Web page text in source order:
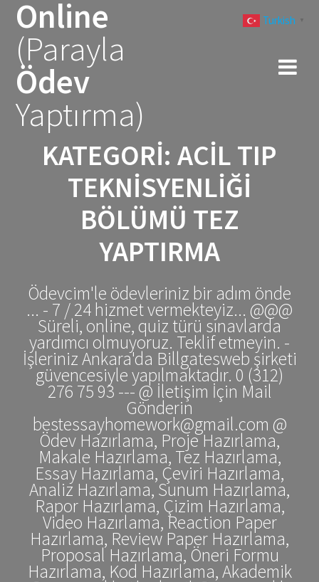
Online
(Parayla
Ödev
Yaptırma)
KATEGORI: ACIL TIP
TEKNISYENLIĞI
BÖLÜMÜ TEZ
YAPTIRMA
Ödevcim'le ödevleriniz bir adım önde
... - 7 / 24 hizmet vermekteyiz... @@@
Süreli, online, quiz türü sınavlarda
yardımcı olmuyoruz. Teklif etmeyin. -
İşleriniz Ankara'da Billgatesweb şirketi
güvencesiyle yapılmaktadır. 0 (312)
276 75 93 --- @ İletişim İçin Mail
Gönderin
bestessayhomework@gmail.com @
Ödev Hazırlama, Proje Hazırlama,
Makale Hazırlama, Tez Hazırlama,
Essay Hazırlama, Çeviri Hazırlama,
Analiz Hazırlama, Sunum Hazırlama,
Rapor Hazırlama, Çizim Hazırlama,
Video Hazırlama, Reaction Paper
Hazırlama, Review Paper Hazırlama,
Proposal Hazırlama, Öneri Formu
Hazırlama, Kod Hazırlama, Akademik
Turkish ▼